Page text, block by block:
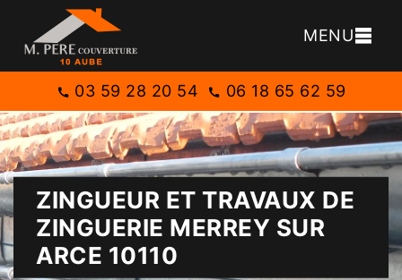
MENU
03 59 28 20 54 06 18 65 62 59
ZINGUEUR ET TRAVAUX DE
ZINGUERIE MERREY SUR
ARCE 10110